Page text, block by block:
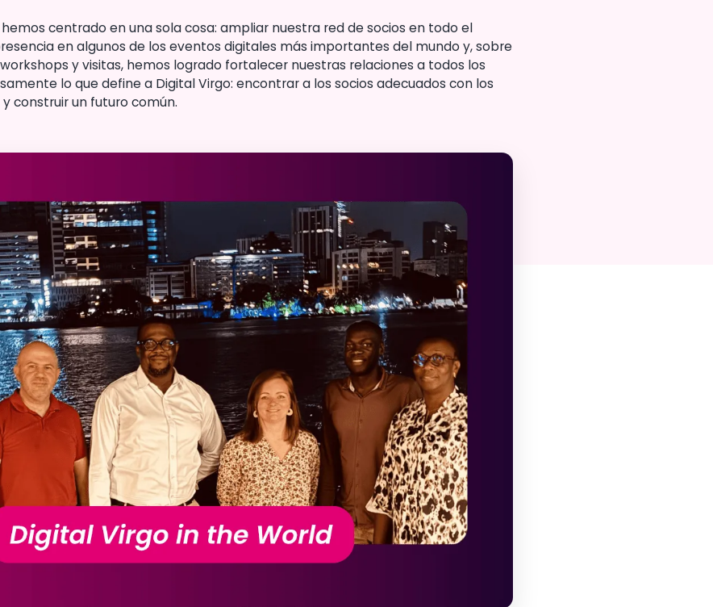
centrado en una sola cosa: ampliar nuestra red de socios en todo el
en algunos de los eventos digitales más importantes del mundo y, sobre
y visitas, hemos logrado fortalecer nuestras relaciones a todos los
lo que define a Digital Virgo: encontrar a los socios adecuados con los
construir un futuro común.